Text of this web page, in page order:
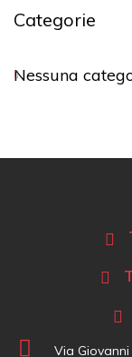
Categorie
Nessuna
Via